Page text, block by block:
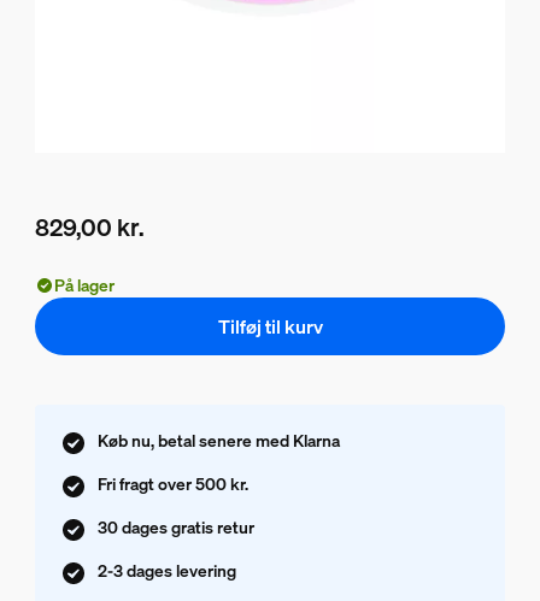
829,00 kr.
På lager
Tilføj til kurv
Køb nu, betal senere med Klarna
Fri fragt over 500 kr.
30 dages gratis retur
2-3 dages levering